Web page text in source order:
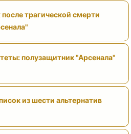
трагической смерти
полузащитник "Арсенала"
из шести альтернатив